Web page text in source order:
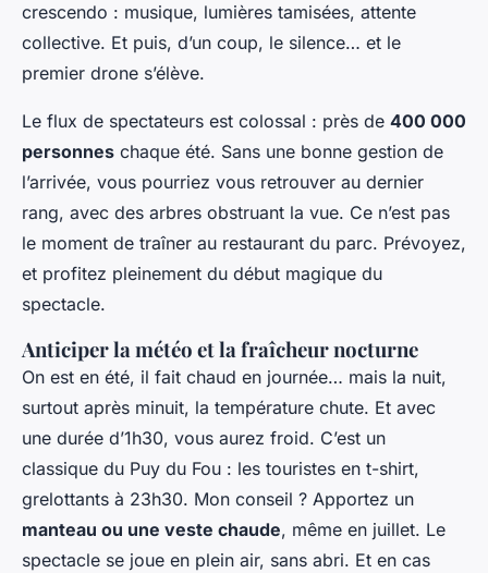
crescendo : musique, lumières tamisées, attente
collective. Et puis, d’un coup, le silence… et le
premier drone s’élève.
Le flux de spectateurs est colossal : près de 400 000
personnes chaque été. Sans une bonne gestion de
l’arrivée, vous pourriez vous retrouver au dernier
rang, avec des arbres obstruant la vue. Ce n’est pas
le moment de traîner au restaurant du parc. Prévoyez,
et profitez pleinement du début magique du
spectacle.
Anticiper la météo et la fraîcheur nocturne
On est en été, il fait chaud en journée… mais la nuit,
surtout après minuit, la température chute. Et avec
une durée d’1h30, vous aurez froid. C’est un
classique du Puy du Fou : les touristes en t-shirt,
grelottants à 23h30. Mon conseil ? Apportez un
manteau ou une veste chaude, même en juillet. Le
spectacle se joue en plein air, sans abri. Et en cas